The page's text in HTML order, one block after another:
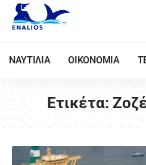
ΝΑΥΤΙΛΙΑ ΟΙΚΟΝΟΜΙΑ
Ετικέτα: